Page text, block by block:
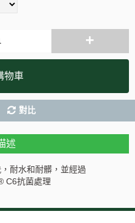
+
物車
對比
述
耐水和耐髒，並經過
C6抗菌處理